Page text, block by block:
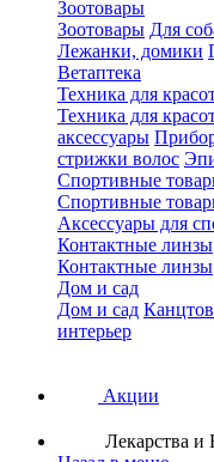
Зоотовары
Зоотовары Для
Лежанки, домики
Ветаптека
Техника для
Техника для
аксессуары
стрижки волос
Спортивные
Спортивные
Аксессуары для
Контактные линзы
Контактные линзы
Дом и сад
Дом и сад
интерьер
Акции
Лекарства